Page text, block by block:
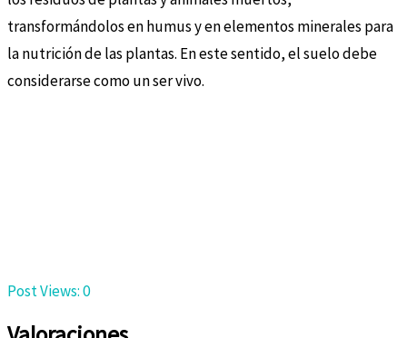
transformándolos en humus y en elementos minerales para
la nutrición de las plantas. En este sentido, el suelo debe
considerarse como un ser vivo.
Post Views:0